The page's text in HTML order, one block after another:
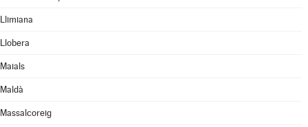
Llimiana
Llobera
Maials
Maldà
Massalcoreig